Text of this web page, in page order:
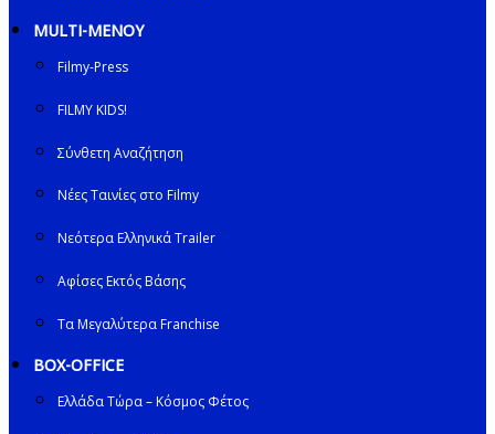
MULTI-ΜΕΝΟΥ
Filmy-Press
FILMY KIDS!
Σύνθετη Αναζήτηση
Νέες Ταινίες στο Filmy
Νεότερα Ελληνικά Trailer
Αφίσες Εκτός Βάσης
Τα Μεγαλύτερα Franchise
BOX-OFFICE
Ελλάδα Τώρα – Κόσμος Φέτος